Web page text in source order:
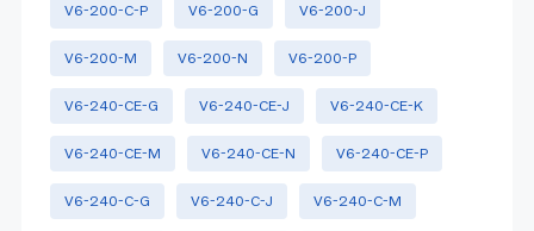
V6-200-C-P V6-200-G V6-200-J
V6-200-M V6-200-N V6-200-P
V6-240-CE-G V6-240-CE-J V6-240-CE-K
V6-240-CE-M V6-240-CE-N V6-240-CE-P
V6-240-C-G V6-240-C-J V6-240-C-M